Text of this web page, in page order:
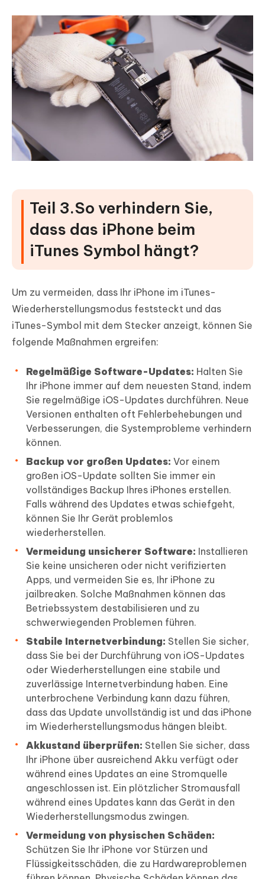
Teil 3.So verhindern Sie,
dass das iPhone beim
iTunes Symbol hängt?
Um zu vermeiden, dass Ihr iPhone im iTunes-
Wiederherstellungsmodus feststeckt und das
iTunes-Symbol mit dem Stecker anzeigt, können Sie
folgende Maßnahmen ergreifen:
Regelmäßige Software-Updates: Halten Sie
Ihr iPhone immer auf dem neuesten Stand, indem
Sie regelmäßige iOS-Updates durchführen. Neue
Versionen enthalten oft Fehlerbehebungen und
Verbesserungen, die Systemprobleme verhindern
können.
Backup vor großen Updates: Vor einem
großen iOS-Update sollten Sie immer ein
vollständiges Backup Ihres iPhones erstellen.
Falls während des Updates etwas schiefgeht,
können Sie Ihr Gerät problemlos
wiederherstellen.
Vermeidung unsicherer Software: Installieren
Sie keine unsicheren oder nicht verifizierten
Apps, und vermeiden Sie es, Ihr iPhone zu
jailbreaken. Solche Maßnahmen können das
Betriebssystem destabilisieren und zu
schwerwiegenden Problemen führen.
Stabile Internetverbindung: Stellen Sie sicher,
dass Sie bei der Durchführung von iOS-Updates
oder Wiederherstellungen eine stabile und
zuverlässige Internetverbindung haben. Eine
unterbrochene Verbindung kann dazu führen,
dass das Update unvollständig ist und das iPhone
im Wiederherstellungsmodus hängen bleibt.
Akkustand überprüfen: Stellen Sie sicher, dass
Ihr iPhone über ausreichend Akku verfügt oder
während eines Updates an eine Stromquelle
angeschlossen ist. Ein plötzlicher Stromausfall
während eines Updates kann das Gerät in den
Wiederherstellungsmodus zwingen.
Vermeidung von physischen Schäden:
Schützen Sie Ihr iPhone vor Stürzen und
Flüssigkeitsschäden, die zu Hardwareproblemen